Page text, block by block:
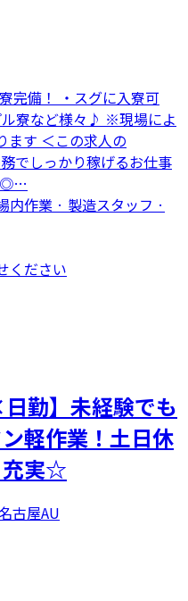
完備！ ・スグに入寮可
ル寮など様々♪ ※現場によ
ます ＜この求人の
でしっかり稼げるお仕事
◎…
内作業 · 製造スタッフ ·
ください
勤】未経験でも
軽作業！土日休
充実☆
古屋AU